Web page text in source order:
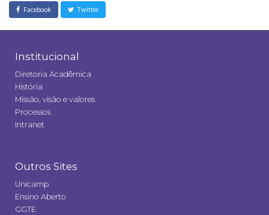
Facebook Twitter
Institucional
Diretoria Acadêmica
História
Missão, visão e valores
Processos
Intranet
Outros Sites
Unicamp
Ensino Aberto
GGTE